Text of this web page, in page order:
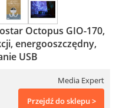
Octopus GIO-170,
energooszczędny,
USB
Media Expert
Przejdź do sklepu >